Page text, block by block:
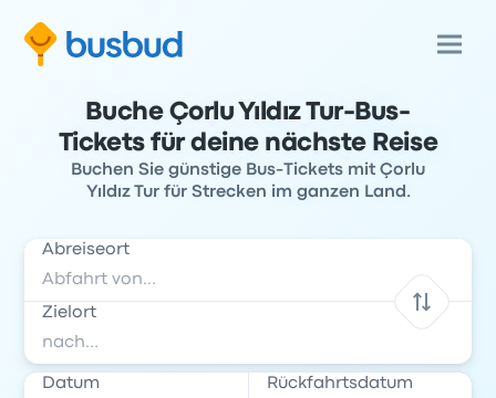
Buche Çorlu Yıldız Tur-Bus-
Tickets für deine nächste Reise
Buchen Sie günstige Bus-Tickets mit Çorlu
Yıldız Tur für Strecken im ganzen Land.
Abreiseort
Zielort
Datum Rückfahrtsdatum